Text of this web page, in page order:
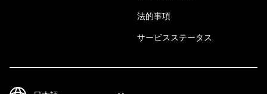
法的事項
サービスステータス